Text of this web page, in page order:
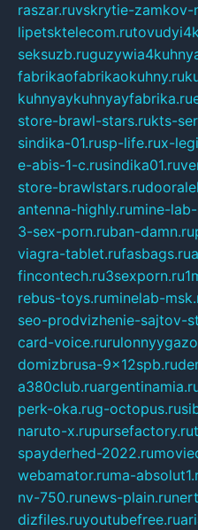
raszar.ruvskrytie-zamkov-
lipetsktelecom.ru
seksuzb.ru
fabrikaofabrikaokuhny.ru
kuhnyaykuhnyayfabrika.ru
store-brawl-stars.rukts-
sindika-01.rusp-life.rux-
e-abis-1-c.rusindika01.ru
store-brawlstars.ru
antenna-highly.rumine-
3-sex-porn.ruban-damn.ru
viagra-tablet.rufasbags.ru
fincontech.ru3sexporn.ru
rebus-toys.ruminelab-
seo-prodvizhenie-sajtov-
card-voice.ru
domizbrusa-9x12spb.ru
a380club.ru
perk-oka.rug-octopus.ru
naruto-x.rupursefactory.ru
spayderhed-2022.ru
webamator.ruma-
nv-750.runews-plain.ru
dizfiles.ruyoutubefree.ru